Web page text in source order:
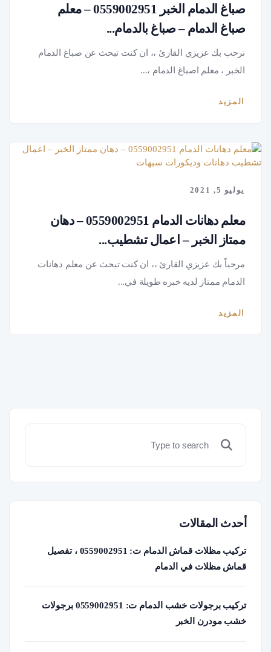
صباغ الدمام الخبر 0559002951 – معلم
صباغ الدمام – صباغ بالدمام...
نرحب بك عزيزي القارئ ،، ان كنت تبحث عن صباغ الدمام
الخبر ، معلم اصباغ الدمام ،...
المزيد
يوليو 5, 2021
معلم دهانات الدمام 0559002951 – دهان
ممتاز الخبر – اعمال تشطيب...
مرحباً بك عزيزي القارئ ،، ان كنت تبحث عن معلم دهانات
الدمام ممتاز لديه خبره طويلة في...
المزيد
أحدث المقالات
تركيب مظلات قماش الدمام ت: 0559002951 ، تفصيل
قماش مظلات في الدمام
تركيب برجولات خشب الدمام ت: 0559002951 برجولات
خشب مودرن الخبر